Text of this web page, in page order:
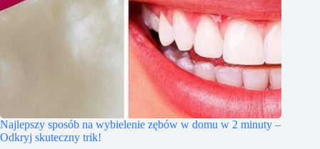
Najlepszy sposób na wybielenie zębów w domu w 2 minuty –
Odkryj skuteczny trik!